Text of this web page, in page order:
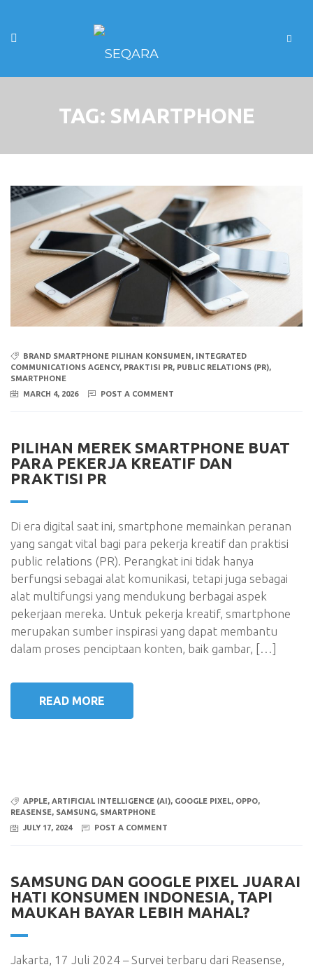
TAG: SMARTPHONE
BRAND SMARTPHONE PILIHAN KONSUMEN, INTEGRATED
COMMUNICATIONS AGENCY, PRAKTISI PR, PUBLIC RELATIONS (PR),
SMARTPHONE
MARCH 4, 2026
POST A COMMENT
PILIHAN MEREK SMARTPHONE BUAT
PARA PEKERJA KREATIF DAN
PRAKTISI PR
Di era digital saat ini, smartphone memainkan peranan
yang sangat vital bagi para pekerja kreatif dan praktisi
public relations (PR). Perangkat ini tidak hanya
berfungsi sebagai alat komunikasi, tetapi juga sebagai
alat multifungsi yang mendukung berbagai aspek
pekerjaan mereka. Untuk pekerja kreatif, smartphone
merupakan sumber inspirasi yang dapat membantu
dalam proses penciptaan konten, baik gambar, […]
READ MORE
APPLE, ARTIFICIAL INTELLIGENCE (AI), GOOGLE PIXEL, OPPO,
REASENSE, SAMSUNG, SMARTPHONE
JULY 17, 2024
POST A COMMENT
SAMSUNG DAN GOOGLE PIXEL JUARAI
HATI KONSUMEN INDONESIA, TAPI
MAUKAH BAYAR LEBIH MAHAL?
Jakarta, 17 Juli 2024 – Survei terbaru dari Reasense,